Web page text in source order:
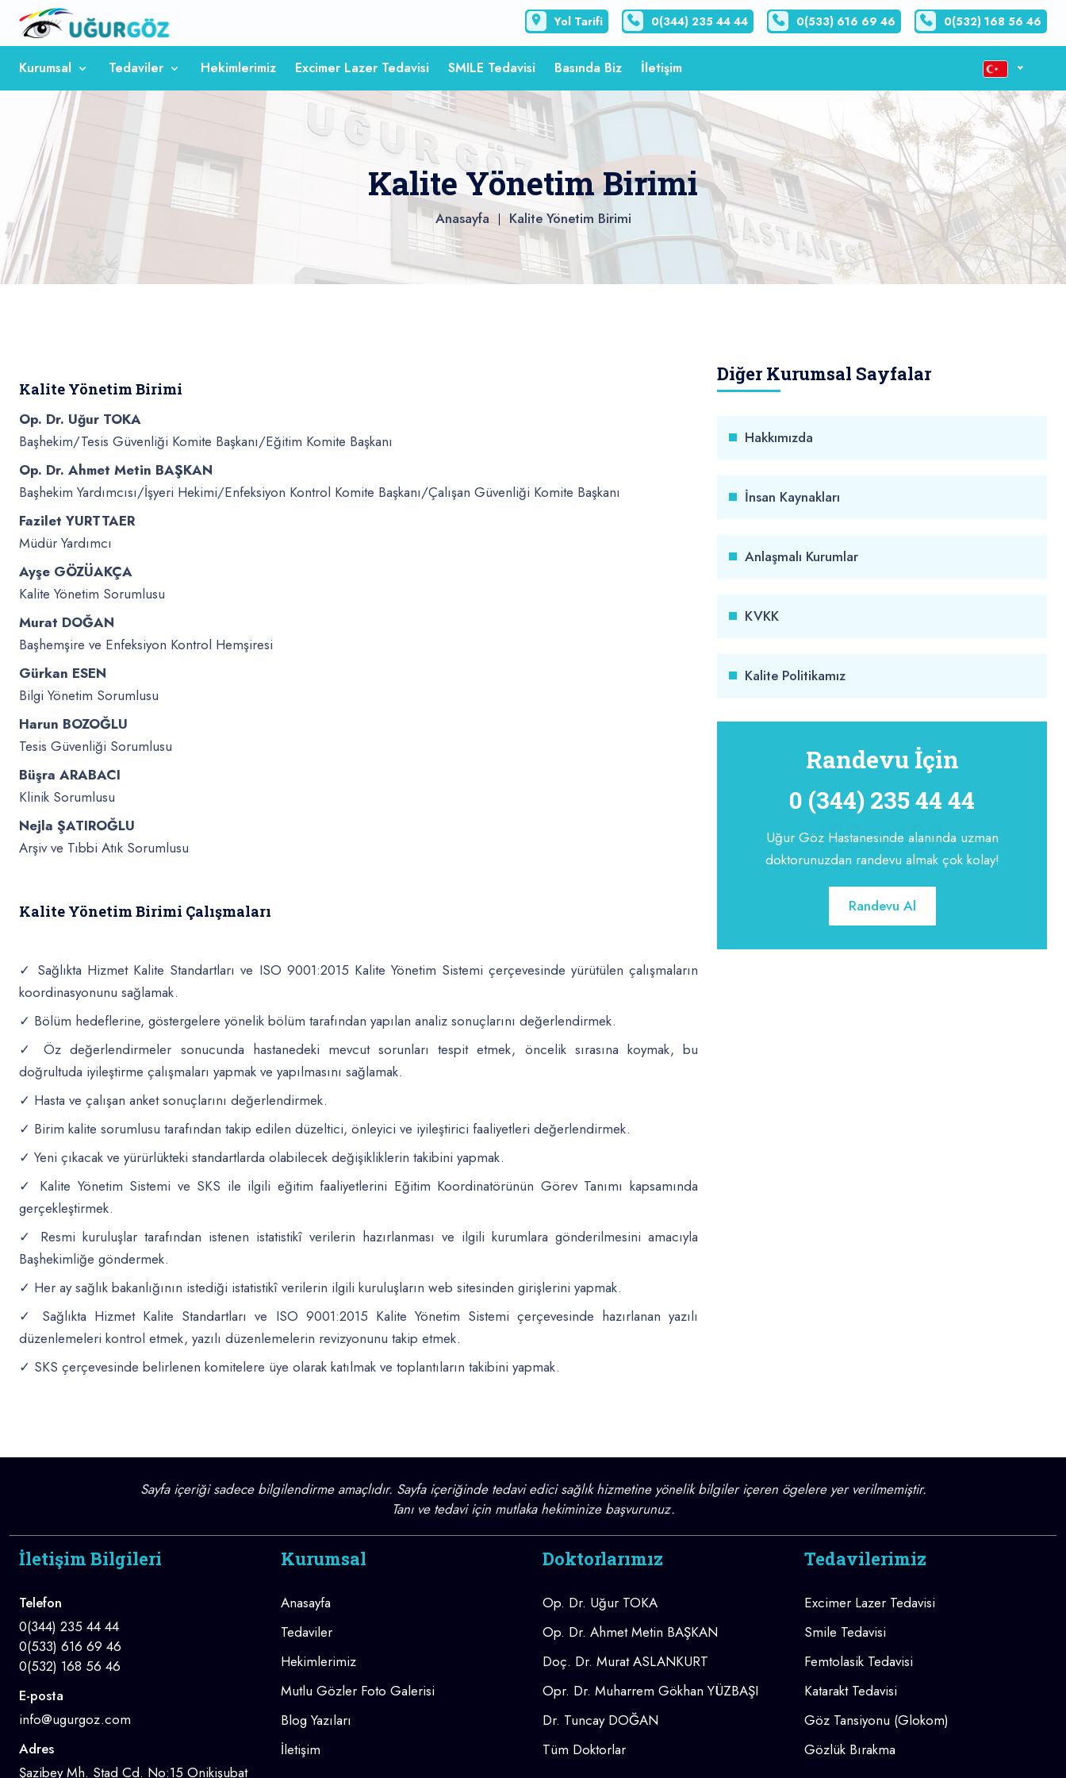
Yol Tarifi 0(344) 235 44 44 0(533) 616 69 46 0(532) 168 56 46
Kurumsal Tedaviler Hekimlerimiz Excimer Lazer Tedavisi SMILE Tedavisi Basında Biz İletişim
Kalite Yönetim Birimi
Anasayfa Kalite Yönetim Birimi
Kalite Yönetim Birimi
Op. Dr. Uğur TOKA
Başhekim/Tesis Güvenliği Komite Başkanı/Eğitim Komite Başkanı
Op. Dr. Ahmet Metin BAŞKAN
Başhekim Yardımcısı/İşyeri Hekimi/Enfeksiyon Kontrol Komite Başkanı/Çalışan Güvenliği Komite Başkanı
Fazilet YURTTAER
Müdür Yardımcı
Ayşe GÖZÜAKÇA
Kalite Yönetim Sorumlusu
Murat DOĞAN
Başhemşire ve Enfeksiyon Kontrol Hemşiresi
Gürkan ESEN
Bilgi Yönetim Sorumlusu
Harun BOZOĞLU
Tesis Güvenliği Sorumlusu
Büşra ARABACI
Klinik Sorumlusu
Nejla ŞATIROĞLU
Arşiv ve Tıbbi Atık Sorumlusu
Kalite Yönetim Birimi Çalışmaları
✓ Sağlıkta Hizmet Kalite Standartları ve ISO 9001:2015 Kalite Yönetim Sistemi çerçevesinde yürütülen çalışmaların
koordinasyonunu sağlamak.
✓ Bölüm hedeflerine, göstergelere yönelik bölüm tarafından yapılan analiz sonuçlarını değerlendirmek.
✓ Öz değerlendirmeler sonucunda hastanedeki mevcut sorunları tespit etmek, öncelik sırasına koymak, bu
doğrultuda iyileştirme çalışmaları yapmak ve yapılmasını sağlamak.
✓ Hasta ve çalışan anket sonuçlarını değerlendirmek.
✓ Birim kalite sorumlusu tarafından takip edilen düzeltici, önleyici ve iyileştirici faaliyetleri değerlendirmek.
✓ Yeni çıkacak ve yürürlükteki standartlarda olabilecek değişikliklerin takibini yapmak.
✓ Kalite Yönetim Sistemi ve SKS ile ilgili eğitim faaliyetlerini Eğitim Koordinatörünün Görev Tanımı kapsamında
gerçekleştirmek.
✓ Resmi kuruluşlar tarafından istenen istatistikî verilerin hazırlanması ve ilgili kurumlara gönderilmesini amacıyla
Başhekimliğe göndermek.
✓ Her ay sağlık bakanlığının istediği istatistikî verilerin ilgili kuruluşların web sitesinden girişlerini yapmak.
✓ Sağlıkta Hizmet Kalite Standartları ve ISO 9001:2015 Kalite Yönetim Sistemi çerçevesinde hazırlanan yazılı
düzenlemeleri kontrol etmek, yazılı düzenlemelerin revizyonunu takip etmek.
✓ SKS çerçevesinde belirlenen komitelere üye olarak katılmak ve toplantıların takibini yapmak.
Diğer Kurumsal Sayfalar
Hakkımızda
İnsan Kaynakları
Anlaşmalı Kurumlar
KVKK
Kalite Politikamız
Randevu İçin
0 (344) 235 44 44
Uğur Göz Hastanesinde alanında uzman
doktorunuzdan randevu almak çok kolay!
Randevu Al
Sayfa içeriği sadece bilgilendirme amaçlıdır. Sayfa içeriğinde tedavi edici sağlık hizmetine yönelik bilgiler içeren ögelere yer verilmemiştir.
Tanı ve tedavi için mutlaka hekiminize başvurunuz.
İletişim Bilgileri
Telefon
0(344) 235 44 44
0(533) 616 69 46
0(532) 168 56 46
E-posta
info@ugurgoz.com
Adres
Şazibey Mh. Stad Cd. No:15 Onikişubat
Kurumsal
Anasayfa
Tedaviler
Hekimlerimiz
Mutlu Gözler Foto Galerisi
Blog Yazıları
İletişim
Doktorlarımız
Op. Dr. Uğur TOKA
Op. Dr. Ahmet Metin BAŞKAN
Doç. Dr. Murat ASLANKURT
Opr. Dr. Muharrem Gökhan YÜZBAŞI
Dr. Tuncay DOĞAN
Tüm Doktorlar
Tedavilerimiz
Excimer Lazer Tedavisi
Smile Tedavisi
Femtolasik Tedavisi
Katarakt Tedavisi
Göz Tansiyonu (Glokom)
Gözlük Bırakma